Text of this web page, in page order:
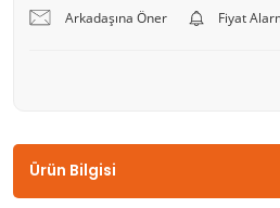
Arkadaşına Öner Fiyat
Ürün Bilgisi